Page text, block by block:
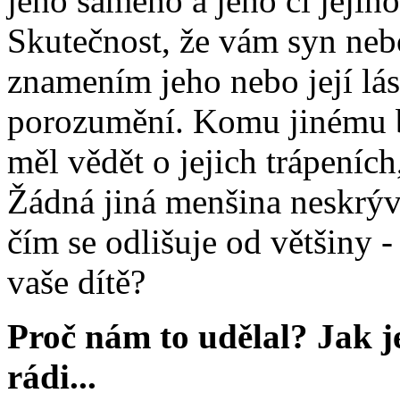
Skutečnost, že vám syn
znamením jeho nebo její
porozumění. Komu
měl vědět o jejich
Žádná jiná menšina
čím se odlišuje od většiny
vaše dítě?
Proč nám to udělal? Jak
rádi...